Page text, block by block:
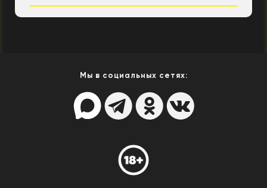
Мы в социальных сетях: